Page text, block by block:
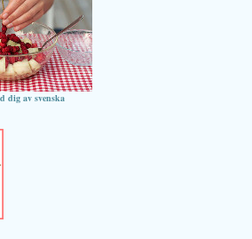
dig av svenska